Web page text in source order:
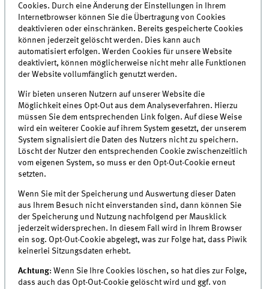
Cookies. Durch eine Änderung der Einstellungen in Ihrem
Internetbrowser können Sie die Übertragung von Cookies
deaktivieren oder einschränken. Bereits gespeicherte Cookies
können jederzeit gelöscht werden. Dies kann auch
automatisiert erfolgen. Werden Cookies für unsere Website
deaktiviert, können möglicherweise nicht mehr alle Funktionen
der Website vollumfänglich genutzt werden.
Wir bieten unseren Nutzern auf unserer Website die
Möglichkeit eines Opt-Out aus dem Analyseverfahren. Hierzu
müssen Sie dem entsprechenden Link folgen. Auf diese Weise
wird ein weiterer Cookie auf ihrem System gesetzt, der unserem
System signalisiert die Daten des Nutzers nicht zu speichern.
Löscht der Nutzer den entsprechenden Cookie zwischenzeitlich
vom eigenen System, so muss er den Opt-Out-Cookie erneut
setzten.
Wenn Sie mit der Spei­che­rung und Aus­wer­tung die­ser Daten
aus Ihrem Besuch nicht ein­ver­stan­den sind, dann kön­nen Sie
der Spei­che­rung und Nut­zung nachfolgend per Maus­klick
jederzeit wider­spre­chen. In diesem Fall wird in Ihrem Browser
ein sog. Opt-Out-Cookie abgelegt, was zur Folge hat, dass Piwik
kei­ner­lei Sit­zungs­da­ten erhebt.
Achtung: Wenn Sie Ihre Cookies löschen, so hat dies zur Folge,
dass auch das Opt-Out-Cookie gelöscht wird und ggf. von